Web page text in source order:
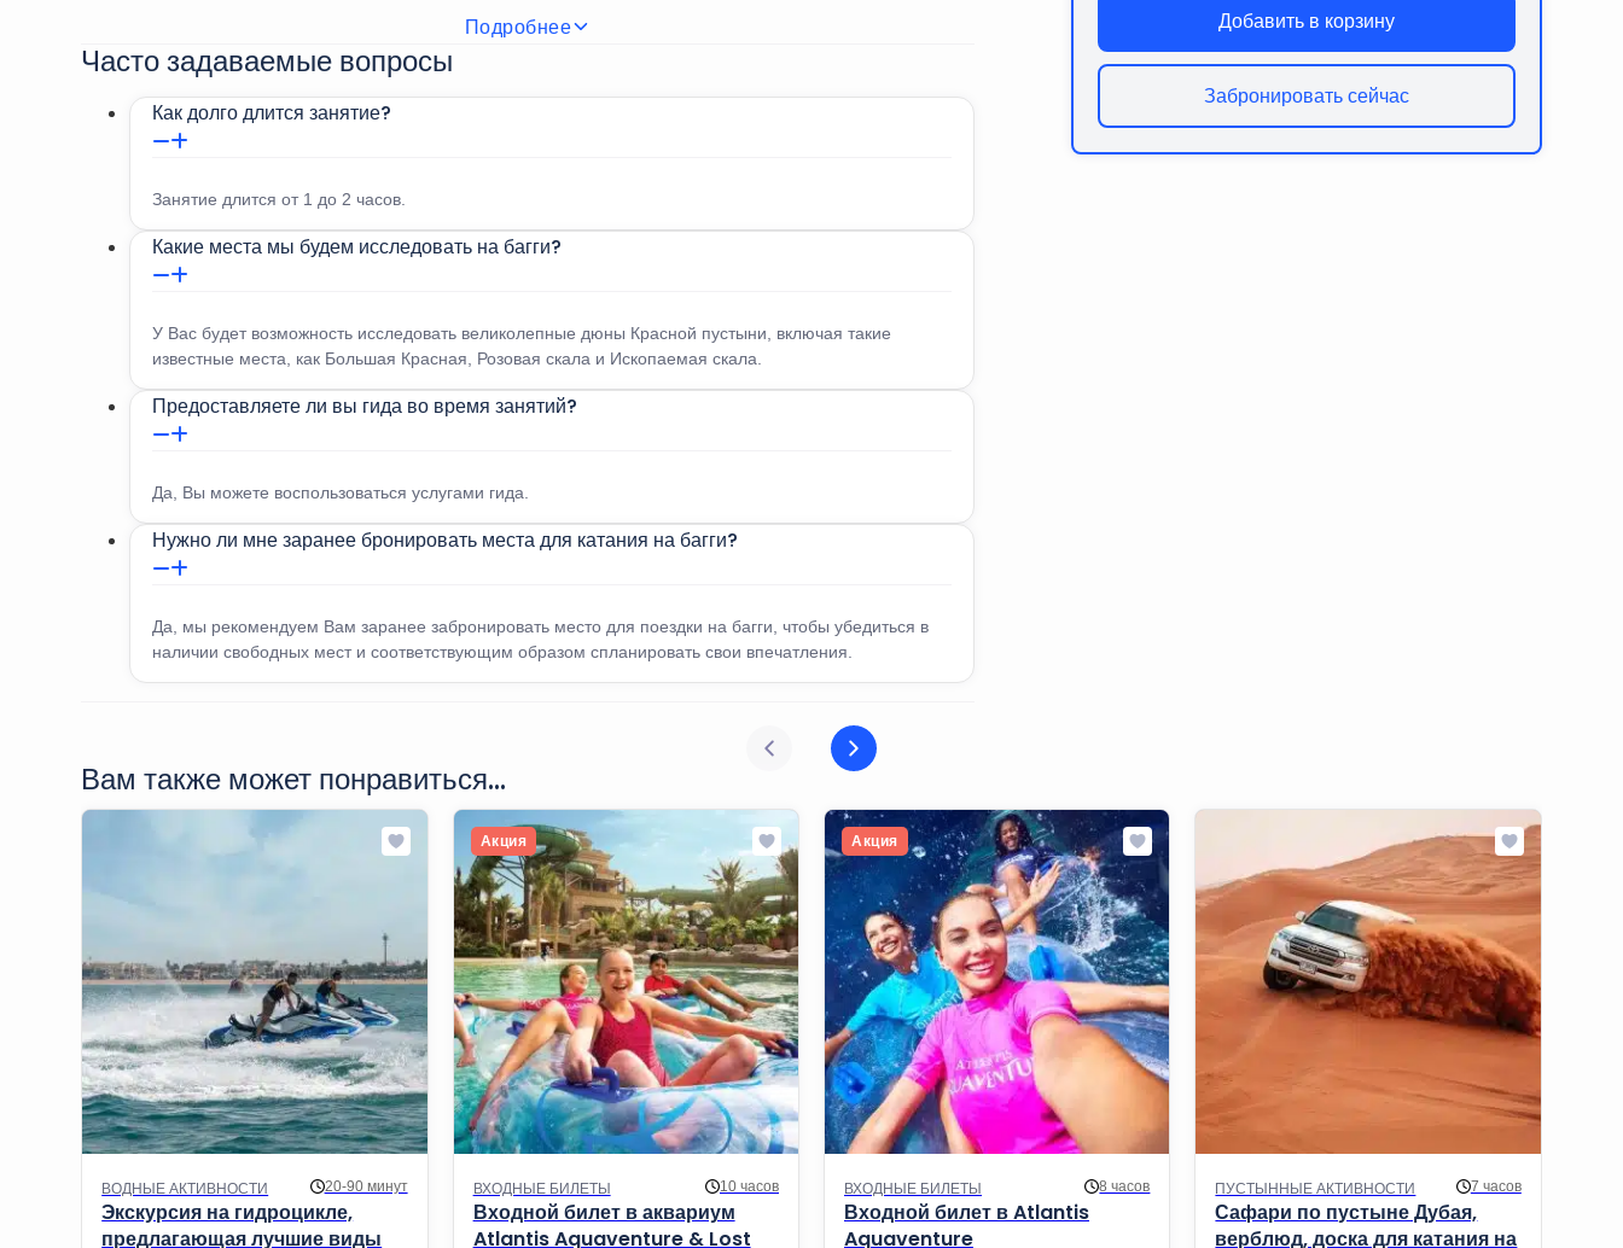
Пожалуйста, обратите внимание, что рекомендуется удобная одежда или спортивная одежда.
Подробнее
Часто задаваемые вопросы
Как долго длится занятие?
Занятие длится от 1 до 2 часов.
Какие места мы будем исследовать на багги?
У Вас будет возможность исследовать великолепные дюны Красной пустыни, включая такие
известные места, как Большая Красная, Розовая скала и Ископаемая скала.
Предоставляете ли вы гида во время занятий?
Да, Вы можете воспользоваться услугами гида.
Нужно ли мне заранее бронировать места для катания на багги?
Да, мы рекомендуем Вам заранее забронировать место для поездки на багги, чтобы убедиться в
наличии свободных мест и соответствующим образом спланировать свои впечатления.
Добавить в корзину
Забронировать сейчас
Вам также может понравиться...
ВОДНЫЕ АКТИВНОСТИ 20-90 минут
Экскурсия на гидроцикле,
предлагающая лучшие виды
ВХОДНЫЕ БИЛЕТЫ 10 часов
Входной билет в аквариум
Atlantis Aquaventure & Lost
Акция
ВХОДНЫЕ БИЛЕТЫ 8 часов
Входной билет в Atlantis
Aquaventure
Акция
ПУСТЫННЫЕ АКТИВНОСТИ 7 часов
Сафари по пустыне Дубая,
верблюд, доска для катания на